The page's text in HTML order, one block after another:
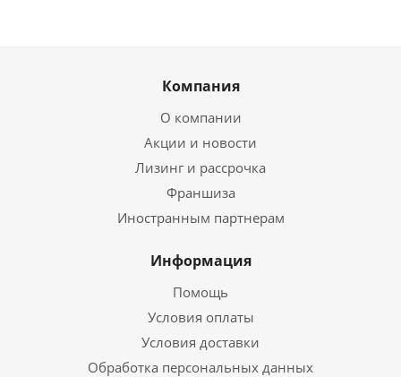
Компания
О компании
Акции и новости
Лизинг и рассрочка
Франшиза
Иностранным партнерам
Информация
Помощь
Условия оплаты
Условия доставки
Обработка персональных данных